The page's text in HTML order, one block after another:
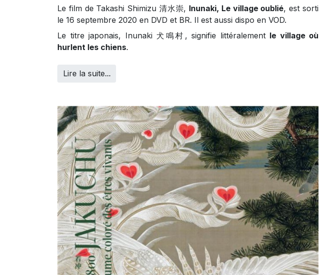
Le film de Takashi Shimizu 清水崇, Inunaki, Le village oublié, est sorti
le 16 septembre 2020 en DVD et BR. Il est aussi dispo en VOD.
Le titre japonais, Inunaki 犬鳴村, signifie littéralement le village où
hurlent les chiens.
Lire la suite...